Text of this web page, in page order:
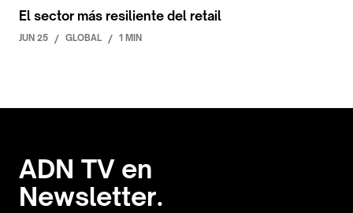
El sector más resiliente del retail
JUN 25 / GLOBAL / 1 MIN
ADN TV en
Newsletter.